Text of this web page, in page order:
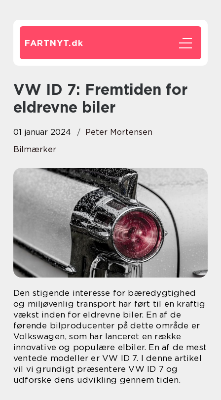
FARTNYT.dk
VW ID 7: Fremtiden for
eldrevne biler
01 januar 2024
Peter Mortensen
Bilmærker
Den stigende interesse for bæredygtighed
og miljøvenlig transport har ført til en kraftig
vækst inden for eldrevne biler. En af de
førende bilproducenter på dette område er
Volkswagen, som har lanceret en række
innovative og populære elbiler. En af de mest
ventede modeller er VW ID 7. I denne artikel
vil vi grundigt præsentere VW ID 7 og
udforske dens udvikling gennem tiden.